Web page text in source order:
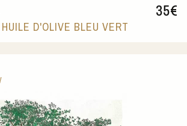
35€
D'OLIVE BLEU VERT